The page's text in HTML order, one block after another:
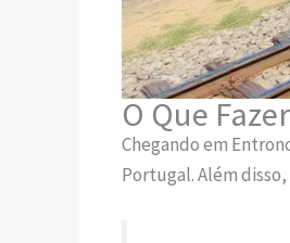
O Que
Chegando em
Portugal. Além